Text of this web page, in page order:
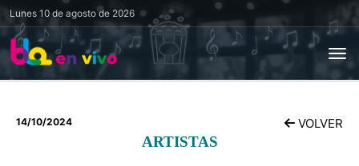
Lunes 10 de agosto de 2026
14/10/2024 VOLVER
ARTISTAS